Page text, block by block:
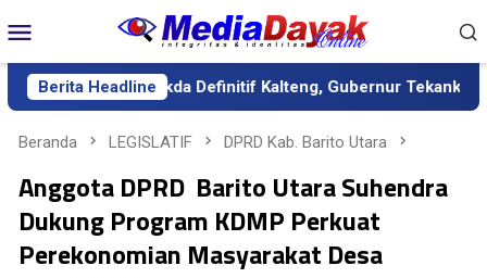
ke
kontenMobile
Berita Headline
sebagai Sekda Definitif Kalteng, Gubernur Tekankan Kerja
Beranda LEGISLATIF DPRD Kab. Barito Utara
Anggota DPRD Barito Utara Suhendra
Dukung Program KDMP Perkuat
Perekonomian Masyarakat Desa